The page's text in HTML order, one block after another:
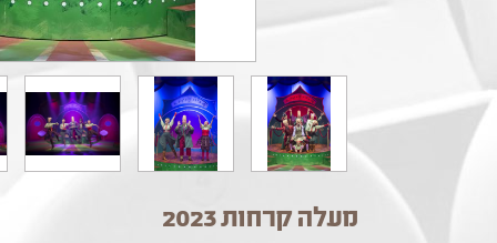
מעלה קרחות 2023